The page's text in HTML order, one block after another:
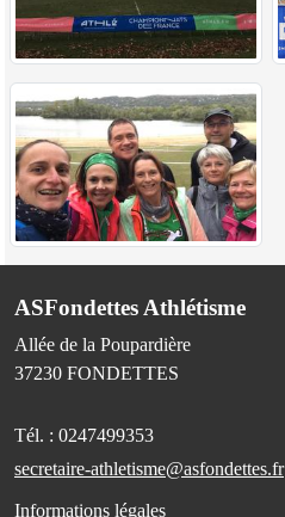
ASFondettes Athlétisme
Allée de la Poupardière
37230 FONDETTES
Tél. : 0247499353
secretaire-athletisme@asfondettes.fr
Informations légales